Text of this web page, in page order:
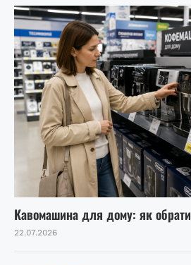
Кавомашина для дому: як обрати
22.07.2026